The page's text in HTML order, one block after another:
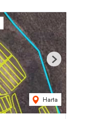
Harta
Next